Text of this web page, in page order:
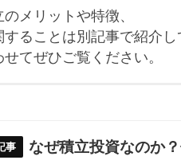
メリットや特徴、
ることは別記事で紹介し
てぜひご覧ください。
なぜ積立投資なのか